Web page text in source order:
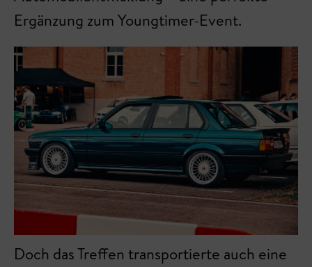
Ergänzung zum Youngtimer-Event.
Doch das Treffen transportierte auch eine